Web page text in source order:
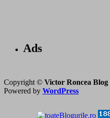
Ads
Copyright © Victor Roncea Blog
Powered by WordPress